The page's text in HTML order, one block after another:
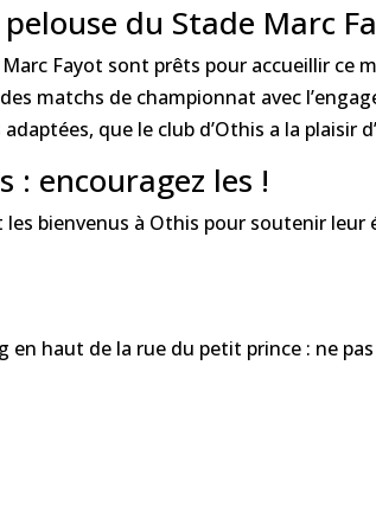
du Stade Marc
Fayot sont prêts pour accueillir ce
matchs de championnat avec
que le club d’Othis a la plaisir
: encouragez les !
bienvenus à Othis pour soutenir
en haut de la rue du petit prince : ne